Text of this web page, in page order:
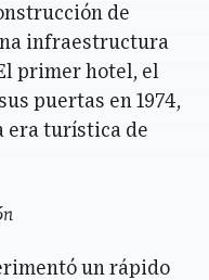
de
infraestructura
primer hotel, el
puertas en 1974,
era turística de
un rápido